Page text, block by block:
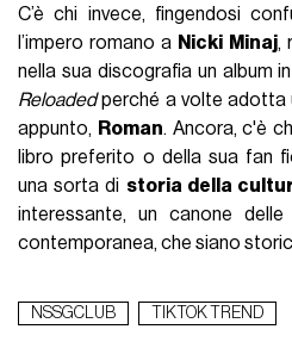
C’è chi invece, fingendosi
l’impero romano a Nicki Minaj,
nella sua discografia un album
Reloadedperché a volte adotta
appunto, Roman. Ancora, c'è
libro preferito o della sua fan
una sorta di storia della
interessante, un canone
contemporanea, che siano
NSSGCLUB TIKTOK TREND